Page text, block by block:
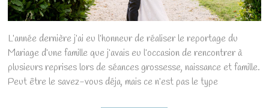
L’année dernière j’ai eu l’honneur de réaliser le reportage du
Mariage d’une famille que j’avais eu l’occasion de rencontrer à
plusieurs reprises lors de séances grossesse, naissance et famille.
Peut être le savez-vous déja, mais ce n’est pas le type